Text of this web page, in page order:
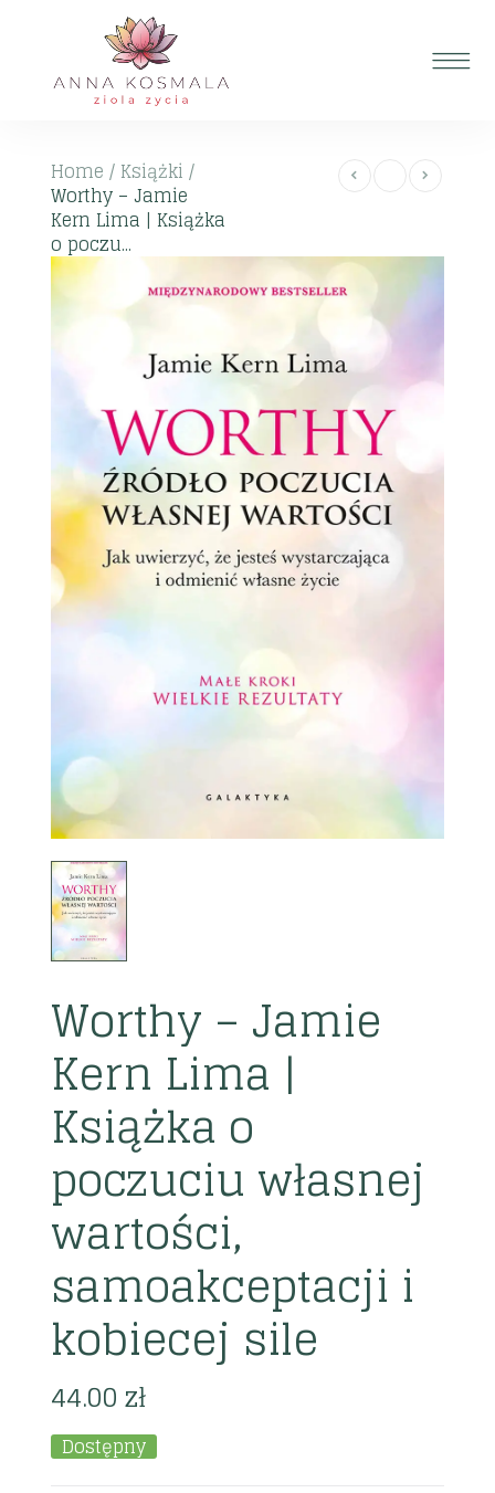
Home / Książki /
Worthy – Jamie
Kern Lima | Książka
o poczu...
Worthy – Jamie
Kern Lima |
Książka o
poczuciu własnej
wartości,
samoakceptacji i
kobiecej sile
44.00zł
Dostępny